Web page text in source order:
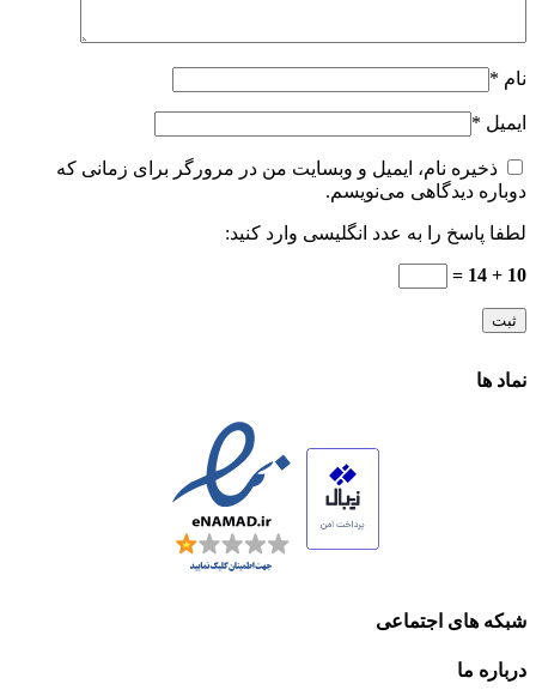
نام *
ایمیل *
ذخیره نام، ایمیل و وبسایت من در مرورگر برای زمانی که
دوباره دیدگاهی می‌نویسم.
لطفا پاسخ را به عدد انگلیسی وارد کنید:
10 + 14 =
نماد ها
شبکه های اجتماعی
درباره ما